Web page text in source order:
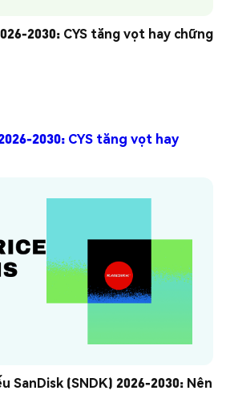
2030: CYS tăng vọt hay chững
2030: CYS tăng vọt hay
SanDisk (SNDK) 2026-2030: Nên